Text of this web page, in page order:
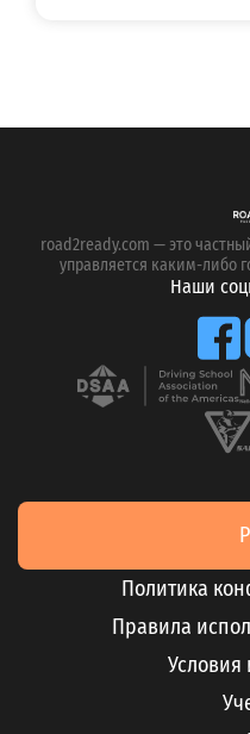
road2ready.com — это
управляется каким-либо
Наши
Политика
Правила